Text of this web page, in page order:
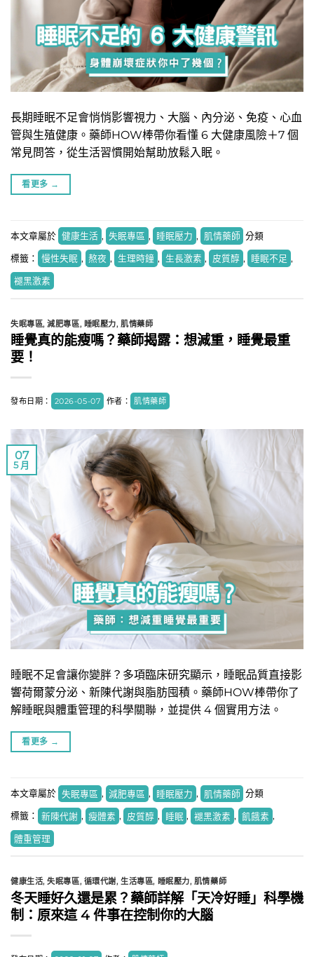
長期睡眠不足會悄悄影響視力、大腦、內分泌、免疫、心血
管與生殖健康。藥師HOW棒帶你看懂 6 大健康風險＋7 個
常見問答，從生活習慣開始幫助放鬆入眠。
看更多 →
本文章屬於 健康生活 , 失眠專區 , 睡眠壓力 , 肌情藥師 分類
標籤： 慢性失眠 , 熬夜 , 生理時鐘 , 生長激素 , 皮質醇 , 睡眠不足 ,
褪黑激素
失眠專區,減肥專區, 睡眠壓力,肌情藥師
睡覺真的能瘦嗎？藥師揭露：想減重，睡覺最重
要！
發布日期： 2026-05-07 作者： 肌情藥師
07
5 月
睡眠不足會讓你變胖？多項臨床研究顯示，睡眠品質直接影
響荷爾蒙分泌、新陳代謝與脂肪囤積。藥師HOW棒帶你了
解睡眠與體重管理的科學關聯，並提供 4 個實用方法。
看更多 →
本文章屬於 失眠專區 , 減肥專區 , 睡眠壓力 , 肌情藥師 分類
標籤： 新陳代謝 , 瘦體素 , 皮質醇 , 睡眠 , 褪黑激素 , 飢餓素 ,
體重管理
健康生活,失眠專區, 循環代謝,生活專區, 睡眠壓力, 肌情藥師
冬天睡好久還是累？藥師詳解「天冷好睡」科學機
制：原來這 4 件事在控制你的大腦